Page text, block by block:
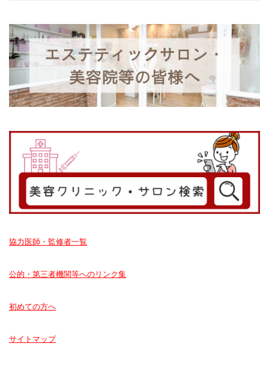
協力医師・監修者一覧
公的・第三者機関等へのリンク集
初めての方へ
サイトマップ